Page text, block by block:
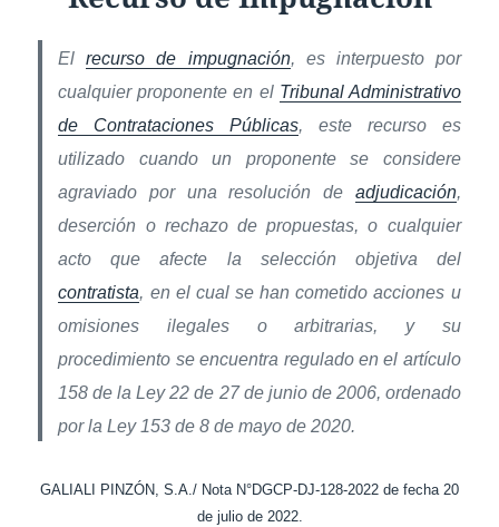
Elrecurso de impugnación, es interpuesto por
cualquier proponente en el Tribunal Administrativo
de Contrataciones Públicas, este recurso es
utilizado cuando un proponente se considere
agraviado por una resolución de adjudicación,
deserción o rechazo de propuestas, o cualquier
acto que afecte la selección objetiva del
contratista, en el cual se han cometido acciones u
omisiones ilegales o arbitrarias, y su
procedimiento se encuentra regulado en el artículo
158 de la Ley 22 de 27 de junio de 2006, ordenado
por la Ley 153 de 8 de mayo de 2020.
GALIALI PINZÓN, S.A./ Nota N°DGCP-DJ-128-2022 de fecha 20
de julio de 2022.